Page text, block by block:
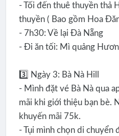
- Tối đến thuê thuyền thả
thuyền ( Bao gồm Hoa
- 7h30: Về lại Đà Nẵng
- Đi ăn tối: Mì quảng
3️⃣ Ngày 3: Bà Nà Hill
- Mình đặt vé Bà Nà qua
mãi khi giới thiệu bạn bè.
khuyến mãi 75k.
- Tụi mình chọn di chuyển